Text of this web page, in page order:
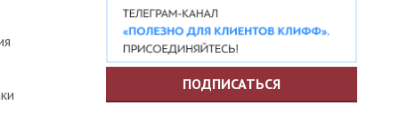
ПОДПИСАТЬСЯ